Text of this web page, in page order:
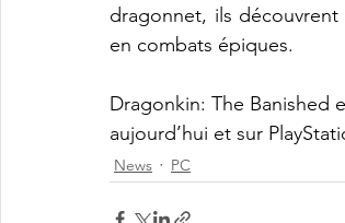
dragonnet, ils
en combats épiques.
Dragonkin: The Banished
aujourd’hui et sur
News PC